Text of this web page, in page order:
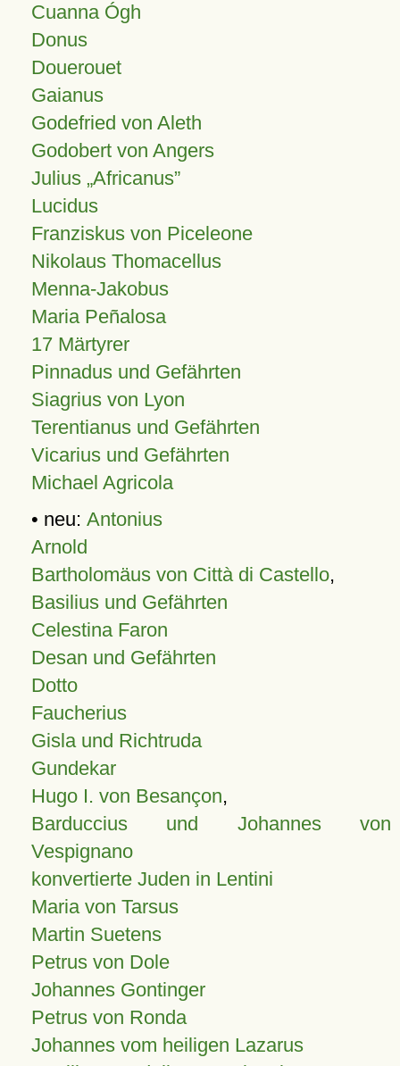
Cuanna Ógh
Donus
Douerouet
Gaianus
Godefried von Aleth
Godobert von Angers
Julius Africanus
Lucidus
Franziskus von Piceleone
Nikolaus Thomacellus
Menna-Jakobus
Maria Peñalosa
17 Märtyrer
Pinnadus und Gefährten
Siagrius von Lyon
Terentianus und Gefährten
Vicarius und Gefährten
Michael Agricola
• neu: Antonius
Arnold
Bartholomäus von Città di Castello,
Basilius und Gefährten
Celestina Faron
Desan und Gefährten
Dotto
Faucherius
Gisla und Richtruda
Gundekar
Hugo I. von Besançon,
Barduccius und Johannes von
Vespignano
konvertierte Juden in Lentini
Maria von Tarsus
Martin Suetens
Petrus von Dole
Johannes Gontinger
Petrus von Ronda
Johannes vom heiligen Lazarus